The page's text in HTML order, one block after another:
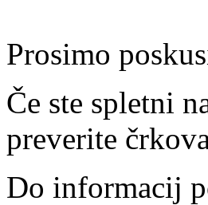
Prosimo
Če ste spletni
preverite
Do informacij